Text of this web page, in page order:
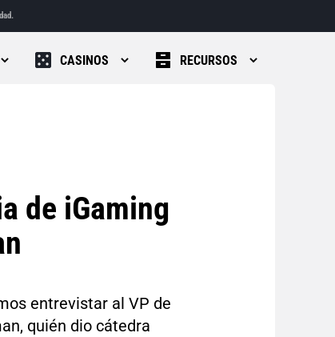
CASINOS RECURSOS
de iGaming
entrevistar al VP de
quién dio cátedra